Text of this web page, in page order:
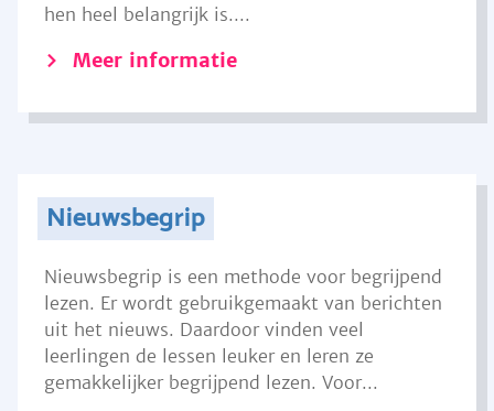
hen heel belangrijk is....
Meer informatie
Nieuwsbegrip
Nieuwsbegrip is een methode voor begrijpend
lezen. Er wordt gebruikgemaakt van berichten
uit het nieuws. Daardoor vinden veel
leerlingen de lessen leuker en leren ze
gemakkelijker begrijpend lezen. Voor...